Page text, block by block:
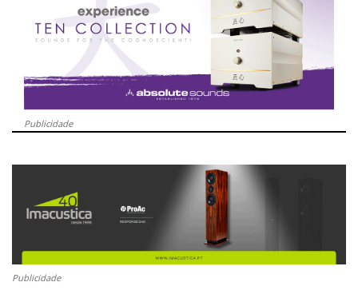
Publicidade
Publicidade